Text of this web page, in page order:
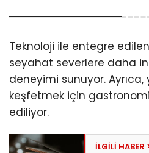
Teknoloji ile entegre
seyahat severlere daha
deneyimi sunuyor. Ayrıca,
keşfetmek için
ediliyor.